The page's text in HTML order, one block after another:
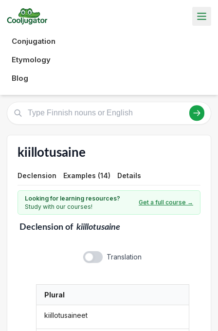
Conjugation
Etymology
Blog
kiillotusaine
Declension Examples (14) Details
Looking for learning resources?
Study with our courses!
Get a full course →
Declensionof kiillotusaine
Translation
Plural
kiillotusaineet